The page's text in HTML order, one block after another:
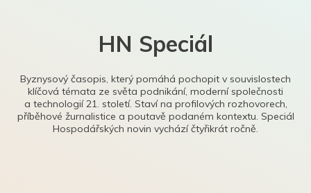
HN Speciál
Byznysový časopis, který pomáhá pochopit v souvislostech
klíčová témata ze světa podnikání, moderní společnosti
a technologií 21. století. Staví na profilových rozhovorech,
příběhové žurnalistice a poutavě podaném kontextu. Speciál
Hospodářských novin vychází čtyřikrát ročně.